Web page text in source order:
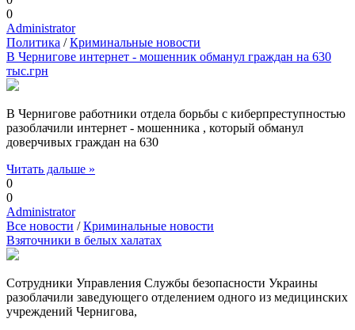
0
Administrator
Политика /Криминальные новости
В Чернигове интернет - мошенник обманул граждан на 630
тыс.грн
В Чернигове работники отдела борьбы с киберпреступностью
разоблачили интернет - мошенника , который обманул
доверчивых граждан на 630
Читать дальше »
0
0
Administrator
Все новости /Криминальные новости
Взяточники в белых халатах
Сотрудники Управления Службы безопасности Украины
разоблачили заведующего отделением одного из медицинских
учреждений Чернигова,